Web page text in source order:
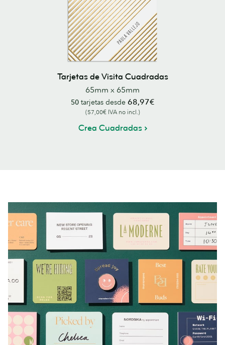
Tarjetas de Visita Cuadradas
65mm x 65mm
50tarjetas desde 68,97€
(57,00€ IVA no incl.)
Crea Cuadradas